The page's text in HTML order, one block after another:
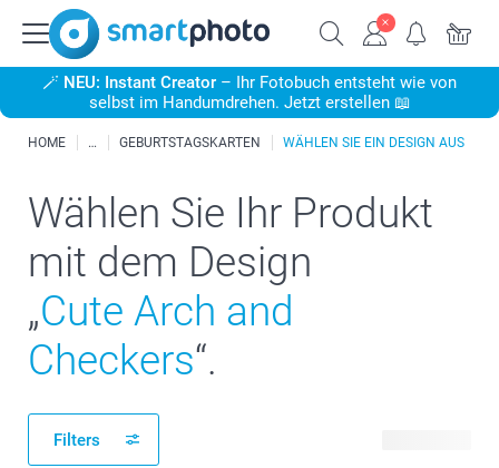
🪄 NEU: Instant Creator – Ihr Fotobuch entsteht wie von
selbst im Handumdrehen. Jetzt erstellen 📖
HOME GEBURTSTAGSKARTEN WÄHLEN SIE EIN DESIGN AUS
Wählen Sie Ihr Produkt
mit dem Design
„Cute Arch and
Checkers“.
Filters